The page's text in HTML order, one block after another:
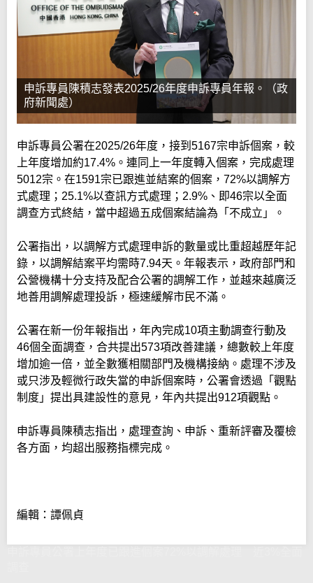
申訴專員陳積志發表2025/26年度申訴專員年報。（政
府新聞處）
申訴專員公署在2025/26年度，接到5167宗申訴個案，較
上年度增加約17.4%。連同上一年度轉入個案，完成處理
5012宗。在1591宗已跟進並結案的個案，72%以調解方
式處理；25.1%以查訊方式處理；2.9%、即46宗以全面
調查方式終結，當中超過五成個案結論為「不成立」。
公署指出，以調解方式處理申訴的數量或比重超越歷年記
錄，以調解結案平均需時7.94天。年報表示，政府部門和
公營機構十分支持及配合公署的調解工作，並越來越廣泛
地善用調解處理投訴，極速緩解市民不滿。
公署在新一份年報指出，年內完成10項主動調查行動及
46個全面調查，合共提出573項改善建議，總數較上年度
增加逾一倍，並全數獲相關部門及機構接納。處理不涉及
或只涉及輕微行政失當的申訴個案時，公署會透過「觀點
制度」提出具建設性的意見，年內共提出912項觀點。
申訴專員陳積志指出，處理查詢、申訴、重新評審及覆檢
各方面，均超出服務指標完成。
編輯：譚佩貞